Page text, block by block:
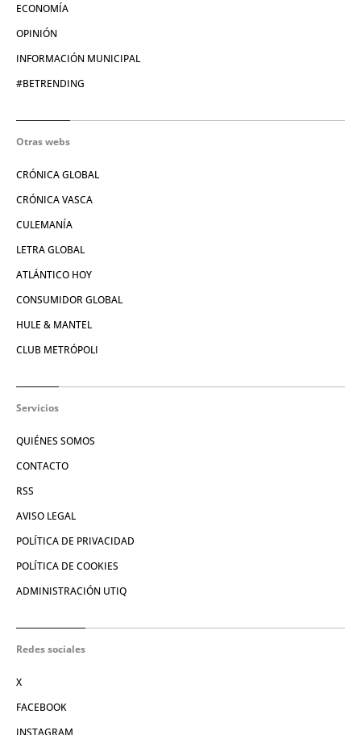
ECONOMÍA
OPINIÓN
INFORMACIÓN MUNICIPAL
#BETRENDING
Otras webs
CRÓNICA GLOBAL
CRÓNICA VASCA
CULEMANÍA
LETRA GLOBAL
ATLÁNTICO HOY
CONSUMIDOR GLOBAL
HULE & MANTEL
CLUB METRÓPOLI
Servicios
QUIÉNES SOMOS
CONTACTO
RSS
AVISO LEGAL
POLÍTICA DE PRIVACIDAD
POLÍTICA DE COOKIES
ADMINISTRACIÓN UTIQ
Redes sociales
X
FACEBOOK
INSTAGRAM